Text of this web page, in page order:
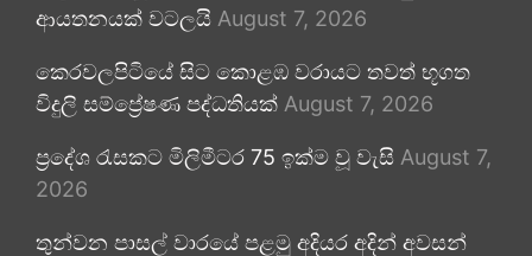
ආයතනයක් වටලයි August 7, 2026
කෙරවලපිටියේ සිට කොළඹ වරායට තවත් භූගත
විදුලි සම්ප්‍රේෂණ පද්ධතියක් August 7, 2026
ප්‍රදේශ රැසකට මිලිමීටර 75 ඉක්ම වූ වැසි August 7,
2026
තුන්වන පාසල් වාරයේ පළමු අදියර අදින් අවසන්